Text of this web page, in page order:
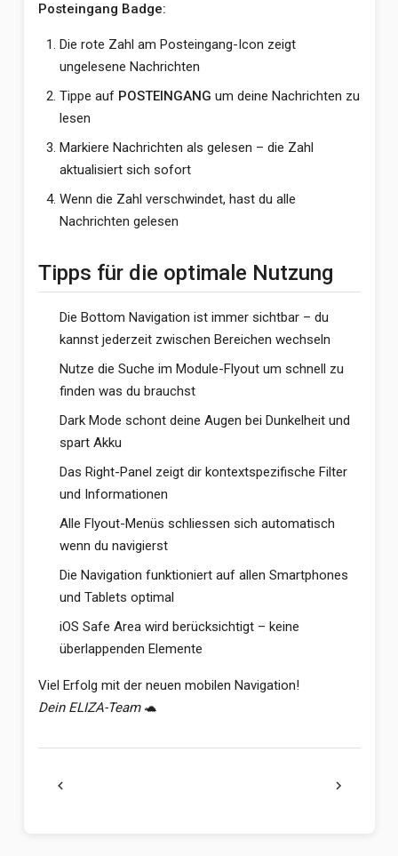
Posteingang Badge:
Die rote Zahl am Posteingang-Icon zeigt
ungelesene Nachrichten
Tippe auf POSTEINGANG um deine Nachrichten zu
lesen
Markiere Nachrichten als gelesen – die Zahl
aktualisiert sich sofort
Wenn die Zahl verschwindet, hast du alle
Nachrichten gelesen
Tipps für die optimale Nutzung
Die Bottom Navigation ist immer sichtbar – du
kannst jederzeit zwischen Bereichen wechseln
Nutze die Suche im Module-Flyout um schnell zu
finden was du brauchst
Dark Mode schont deine Augen bei Dunkelheit und
spart Akku
Das Right-Panel zeigt dir kontextspezifische Filter
und Informationen
Alle Flyout-Menüs schliessen sich automatisch
wenn du navigierst
Die Navigation funktioniert auf allen Smartphones
und Tablets optimal
iOS Safe Area wird berücksichtigt – keine
überlappenden Elemente
Viel Erfolg mit der neuen mobilen Navigation!
Dein ELIZA-Team🐢
chevron_left chevron_right